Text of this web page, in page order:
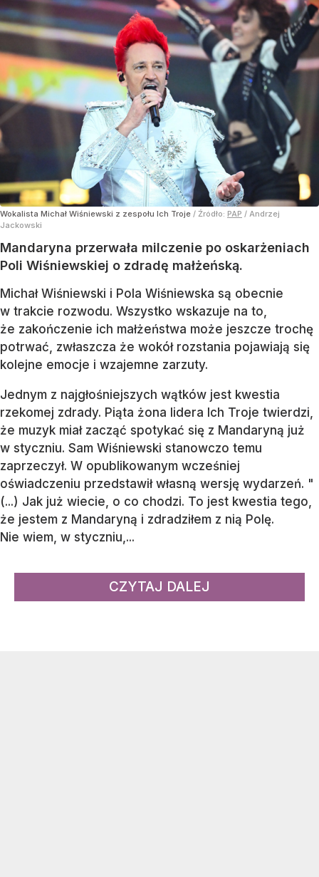
Wokalista Michał Wiśniewski z zespołu Ich Troje / Źródło: PAP / Andrzej
Jackowski
Mandaryna przerwała milczenie po oskarżeniach
Poli Wiśniewskiej o zdradę małżeńską.
Michał Wiśniewski i Pola Wiśniewska są obecnie
w trakcie rozwodu. Wszystko wskazuje na to,
że zakończenie ich małżeństwa może jeszcze trochę
potrwać, zwłaszcza że wokół rozstania pojawiają się
kolejne emocje i wzajemne zarzuty.
Jednym z najgłośniejszych wątków jest kwestia
rzekomej zdrady. Piąta żona lidera Ich Troje twierdzi,
że muzyk miał zacząć spotykać się z Mandaryną już
w styczniu. Sam Wiśniewski stanowczo temu
zaprzeczył. W opublikowanym wcześniej
oświadczeniu przedstawił własną wersję wydarzeń. "
(...) Jak już wiecie, o co chodzi. To jest kwestia tego,
że jestem z Mandaryną i zdradziłem z nią Polę.
Nie wiem, w styczniu,...
CZYTAJ DALEJ